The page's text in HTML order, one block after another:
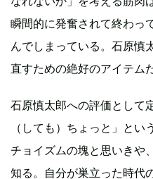
瞬間的に発奮されて終わっ
んでしまっている。石原慎
直すための絶好のアイテムだ
石原慎太郎への評価として
（しても）ちょっと」と
チョイズムの塊と思いきや
知る。自分が巣立った時代